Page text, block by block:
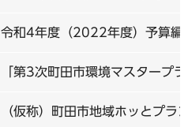
令和4年度（2022年度）予算編
「第3次町田市環境マスタープ
（仮称）町田市地域ホッとプラ